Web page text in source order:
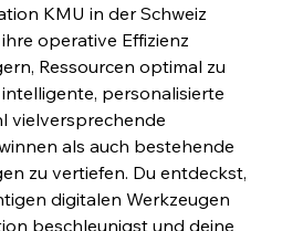
KMU in der Schweiz
operative Effizienz
Ressourcen optimal zu
personalisierte
vielversprechende
als auch bestehende
zu vertiefen. Du entdeckst,
digitalen Werkzeugen
beschleunigst und deine